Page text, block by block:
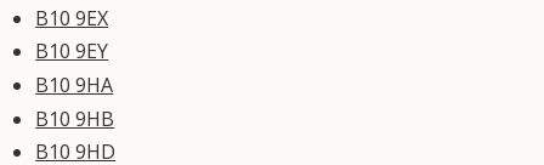
B10 9EX
B10 9EY
B10 9HA
B10 9HB
B10 9HD